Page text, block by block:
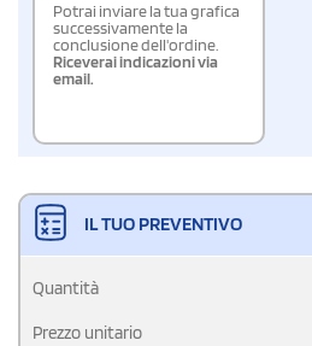
Potrai inviare la tua grafica
successivamente la
conclusione dell'ordine.
Riceverai indicazioni via
email.
IL TUO PREVENTIVO
Quantità
Prezzo unitario